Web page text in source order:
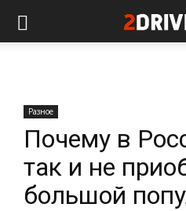
Разное
Почему в
так и не
большой